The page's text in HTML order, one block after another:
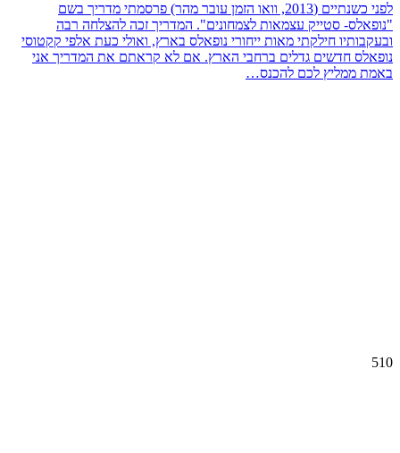
לפני כשנתיים (2013, וואו הזמן עובר מהר) פרסמתי מדריך בשם
"נופאלס- סטייק עצמאות לצמחונים". המדריך זכה להצלחה רבה
ובעקבותיו חילקתי מאות ייחורי נופאלס בארץ, ואולי כעת אלפי קקטוסי
נופאלס חדשים גדלים ברחבי הארץ. אם לא קראתם את המדריך אני
באמת ממליץ לכם להכנס…
510